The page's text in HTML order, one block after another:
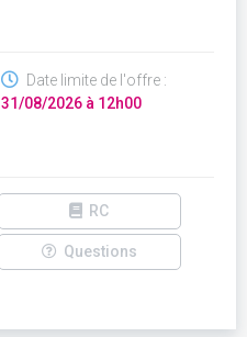
Date limite de l'offre :
31/08/2026 à 12h00
RC
Questions